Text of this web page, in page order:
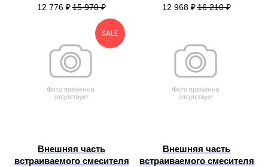
12 776 ₽15 970 ₽ 12 968 ₽16 210 ₽
SALE
Внешняя часть
встраиваемого смесителя
Внешняя часть
встраиваемого смесителя